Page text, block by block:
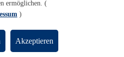
Forscherinnen...
Tönjes werden zwei weitere
ermöglichen. (
)
Akzeptieren